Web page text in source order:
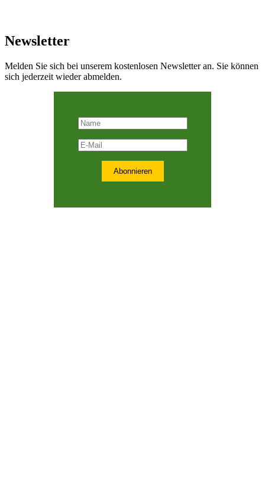
Newsletter
Melden Sie sich bei unserem kostenlosen Newsletter an. Sie können
sich jederzeit wieder abmelden.
Abonnieren